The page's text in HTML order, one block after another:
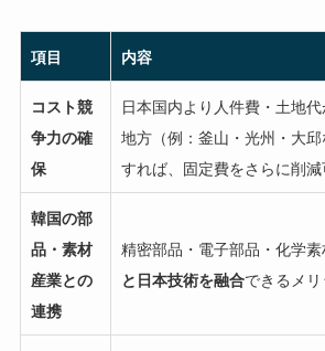
項目 内容
コスト競
争力の確
保
日本国内より人件費・土地
地方（例：釜山・光州・大
すれば、固定費をさらに削減
韓国の部
品・素材
産業との
連携
精密部品・電子部品・化学素
と日本技術を融合できるメリ